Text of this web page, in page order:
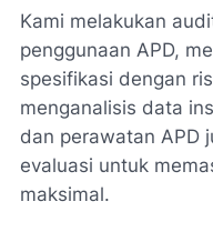
Kami melakukan
penggunaan APD,
spesifikasi dengan
menganalisis data
dan perawatan APD
evaluasi untuk
maksimal.